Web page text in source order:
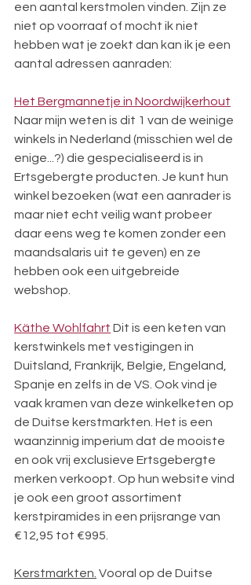
een aantal kerstmolen vinden. Zijn ze
niet op voorraaf of mocht ik niet
hebben wat je zoekt dan kan ik je een
aantal adressen aanraden:
Het Bergmannetje in Noordwijkerhout
Naar mijn weten is dit 1 van de weinige
winkels in Nederland (misschien wel de
enige...?) die gespecialiseerd is in
Ertsgebergte producten. Je kunt hun
winkel bezoeken (wat een aanrader is
maar niet echt veilig want probeer
daar eens weg te komen zonder een
maandsalaris uit te geven) en ze
hebben ook een uitgebreide
webshop.
Käthe Wohlfahrt Dit is een keten van
kerstwinkels met vestigingen in
Duitsland, Frankrijk, Belgie, Engeland,
Spanje en zelfs in de VS. Ook vind je
vaak kramen van deze winkelketen op
de Duitse kerstmarkten. Het is een
waanzinnig imperium dat de mooiste
en ook vrij exclusieve Ertsgebergte
merken verkoopt. Op hun website vind
je ook een groot assortiment
kerstpiramides in een prijsrange van
€12,95 tot €995.
Kerstmarkten. Vooral op de Duitse